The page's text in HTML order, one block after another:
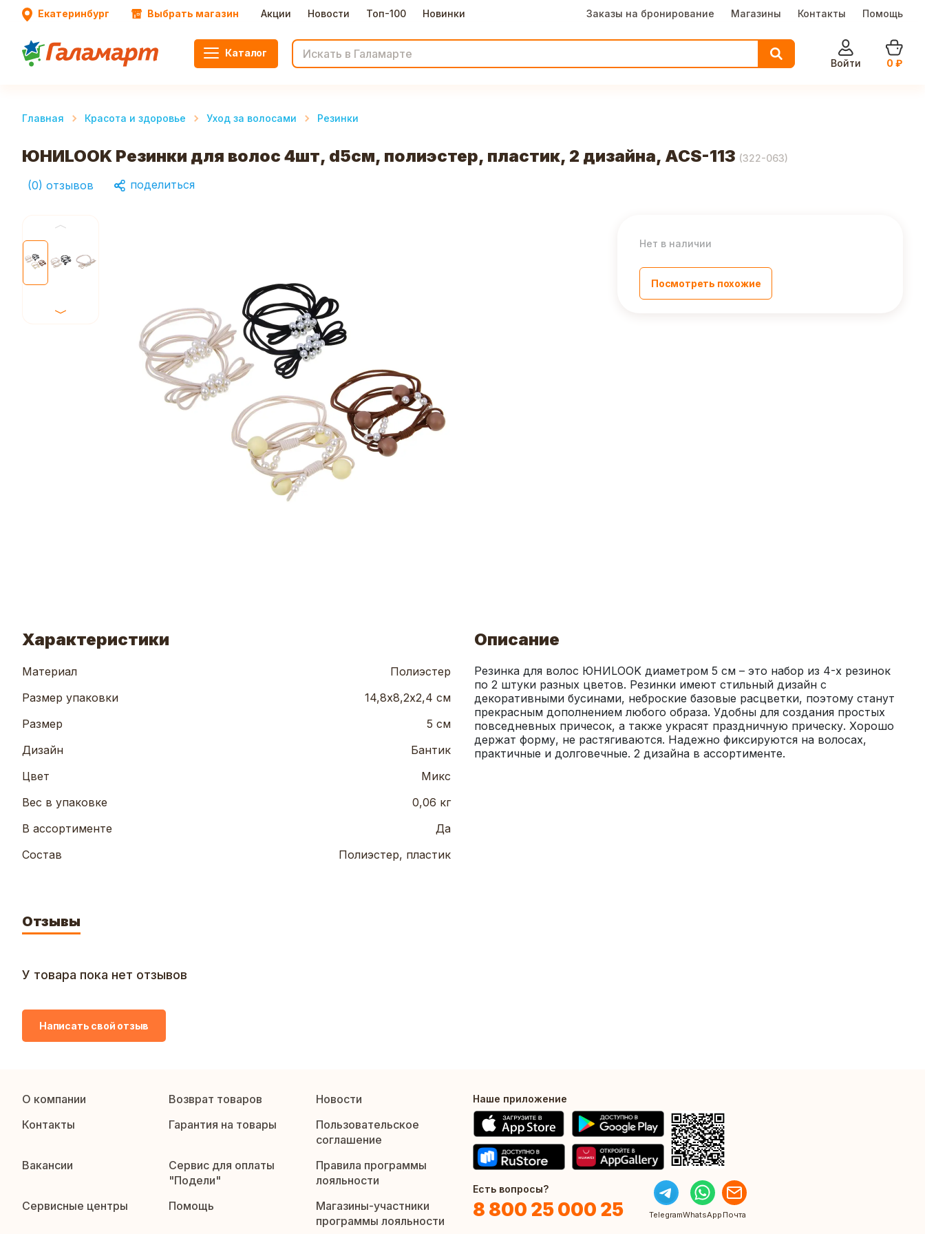
Екатеринбург Выбрать магазин Акции Новости Топ-100 Новинки Заказы на бронирование Магазины Контакты Помощь
Каталог
Войти
0 ₽
Главная Красота и здоровье Уход за волосами Резинки
ЮНИLOOK Резинки для волос 4шт, d5см, полиэстер, пластик, 2 дизайна, ACS-113 (322-063)
(0) отзывов поделиться
Нет в наличии
Посмотреть похожие
Характеристики
Материал
Полиэстер
Размер упаковки
14,8х8,2х2,4 см
Размер
5 см
Дизайн
Бантик
Цвет
Микс
Вес в упаковке
0,06 кг
В ассортименте
Да
Состав
Полиэстер, пластик
Описание
Резинка для волос ЮНИLOOK диаметром 5 см – это набор из 4-х резинок
по 2 штуки разных цветов. Резинки имеют стильный дизайн с
декоративными бусинами, неброские базовые расцветки, поэтому станут
прекрасным дополнением любого образа. Удобны для создания простых
повседневных причесок, а также украсят праздничную прическу. Хорошо
держат форму, не растягиваются. Надежно фиксируются на волосах,
практичные и долговечные. 2 дизайна в ассортименте.
Отзывы
У товара пока нет отзывов
Написать свой отзыв
О компании Возврат товаров
Новости
Контакты
Гарантия на товары
Пользовательское
соглашение
Вакансии
Сервис для оплаты
"Подели"
Правила программы
лояльности
Сервисные центры
Помощь
Магазины-участники
программы лояльности
Наше приложение
Есть вопросы?
8 800 25 000 25 TelegramWhatsApp Почта